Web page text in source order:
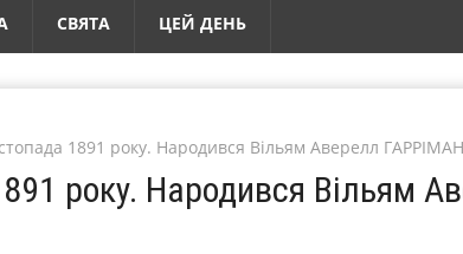
СВЯТА ЦЕЙ ДЕНЬ
1891 року. Народився Вільям Аверелл
року. Народився Вільям